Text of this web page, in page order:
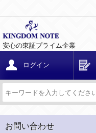
安心の東証プライム企業
ログイン
お問い合わせ